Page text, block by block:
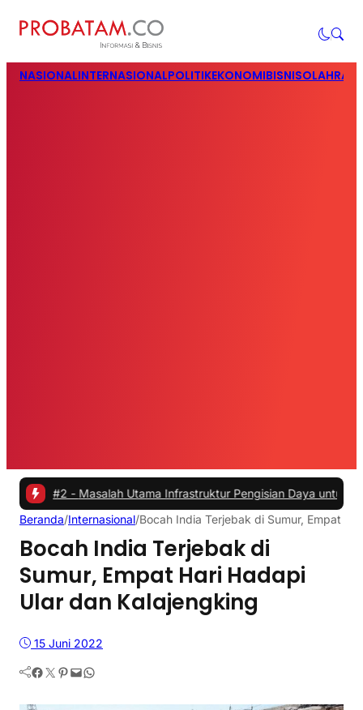
NASIONALINTERNASIONALPOLITIKEKONOMIBISNIS
Masalah Utama Infrastruktur Pengisian Daya untuk Mobil Listrik
Beranda/Internasional/Bocah India Terjebak di Sumur, Empat
Bocah India Terjebak di
Sumur, Empat Hari Hadapi
Ular dan Kalajengking
15 Juni 2022
Facebook Twitter Pinterest Mail WhatsApp